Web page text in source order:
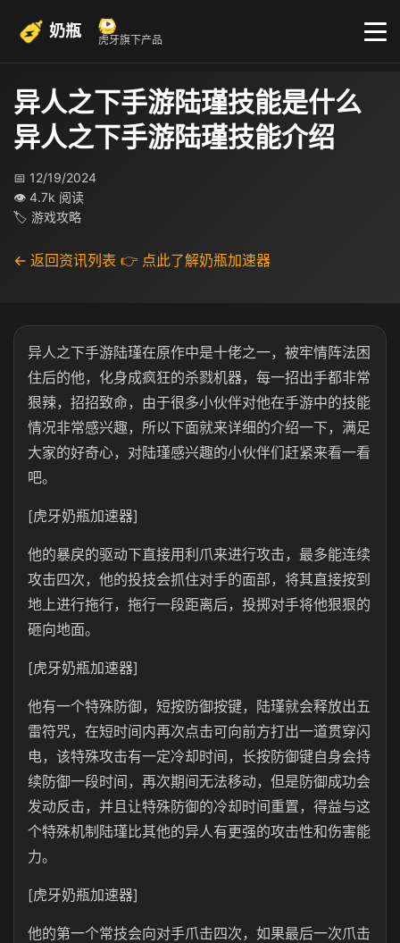
奶瓶 虎牙旗下产品
异人之下手游陆瑾技能是什么
异人之下手游陆瑾技能介绍
📅 12/19/2024
👁 4.7k 阅读
🏷 游戏攻略
← 返回资讯列表 👉 点此了解奶瓶加速器
异人之下手游陆瑾在原作中是十佬之一，被牢情阵法困
住后的他，化身成疯狂的杀戮机器，每一招出手都非常
狠辣，招招致命，由于很多小伙伴对他在手游中的技能
情况非常感兴趣，所以下面就来详细的介绍一下，满足
大家的好奇心，对陆瑾感兴趣的小伙伴们赶紧来看一看
吧。
[虎牙奶瓶加速器]
他的暴戾的驱动下直接用利爪来进行攻击，最多能连续
攻击四次，他的投技会抓住对手的面部，将其直接按到
地上进行拖行，拖行一段距离后，投掷对手将他狠狠的
砸向地面。
[虎牙奶瓶加速器]
他有一个特殊防御，短按防御按键，陆瑾就会释放出五
雷符咒，在短时间内再次点击可向前方打出一道贯穿闪
电，该特殊攻击有一定冷却时间，长按防御键自身会持
续防御一段时间，再次期间无法移动，但是防御成功会
发动反击，并且让特殊防御的冷却时间重置，得益与这
个特殊机制陆瑾比其他的异人有更强的攻击性和伤害能
力。
[虎牙奶瓶加速器]
他的第一个常技会向对手爪击四次，如果最后一次爪击